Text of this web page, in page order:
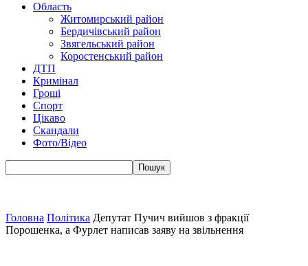
Область
Житомирський район
Бердичівський район
Звягельський район
Коростенський район
ДТП
Кримінал
Гроші
Спорт
Цікаво
Скандали
Фото/Відео
Головна Політика Депутат Пучич вийшов з фракції
Порошенка, а Фурлет написав заяву на звільнення